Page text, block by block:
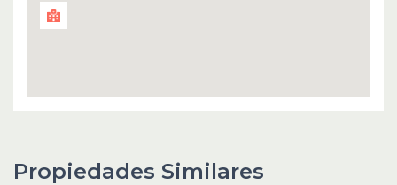
Propiedades Similares